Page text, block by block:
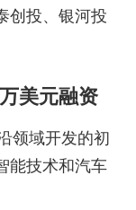
创投、银河投
美元融资
领域开发的初
能技术和汽车